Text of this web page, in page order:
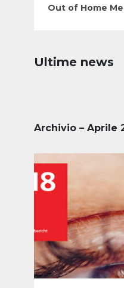
Out of Home
Ultime news
Archivio – Aprile